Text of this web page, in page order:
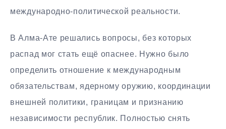
международно-политической реальности.
В Алма-Ате решались вопросы, без которых
распад мог стать ещё опаснее. Нужно было
определить отношение к международным
обязательствам, ядерному оружию, координации
внешней политики, границам и признанию
независимости республик. Полностью снять